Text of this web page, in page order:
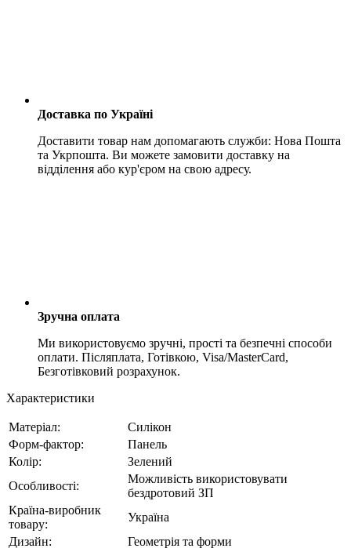
Доставка по Україні
Доставити товар нам допомагають служби: Нова Пошта
та Укрпошта. Ви можете замовити доставку на
відділення або кур'єром на свою адресу.
Зручна оплата
Ми використовуємо зручні, прості та безпечні способи
оплати. Післяплата, Готівкою, Visa/MasterCard,
Безготівковий розрахунок.
Характеристики
Матеріал:
Силікон
Форм-фактор:
Панель
Колір:
Зелений
Особливості:
Можливість використовувати
бездротовий ЗП
Країна-виробник
товару:
Україна
Дизайн:
Геометрія та форми